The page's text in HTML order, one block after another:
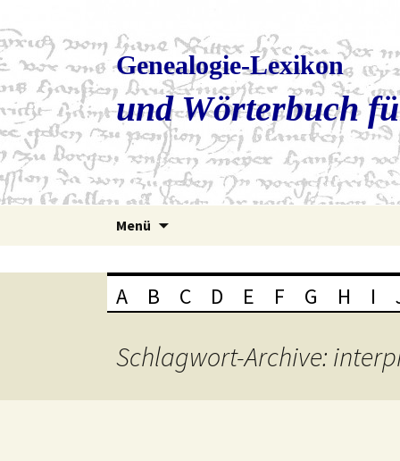
Genealogie-Lexikon
und Wörterbuch
Menü
A B C D E F G H I
Schlagwort-Archive: